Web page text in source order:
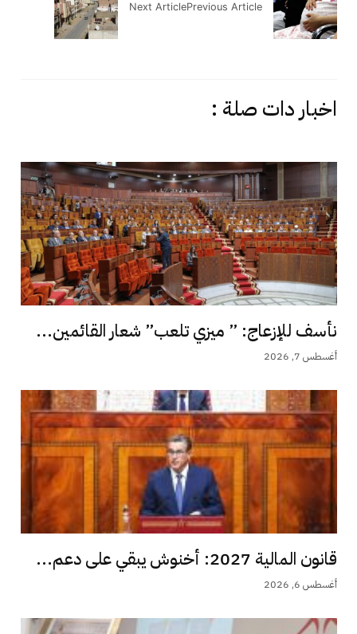
Previous Article
Next Article
اخبار دات صلة :
نأسف للإزعاج: ” ميزي تلعب” شعار القائمين...
أغسطس 7, 2026
قانون المالية 2027: أخنوش يبقي على دعم...
أغسطس 6, 2026